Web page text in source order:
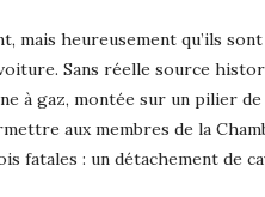
mais heureusement qu’ils
Sans réelle source
à gaz, montée sur un pilier
aux membres de la
fatales : un détachement de